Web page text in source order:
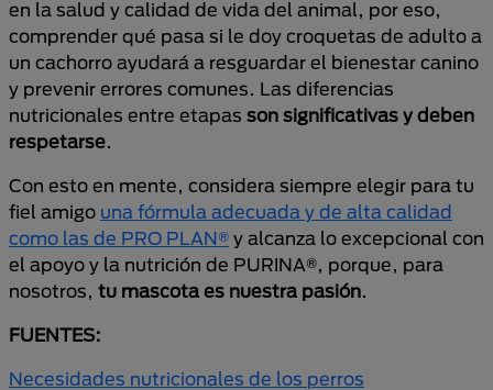
en la salud y calidad de vida del animal, por eso,
comprender qué pasa si le doy croquetas de adulto a
un cachorro ayudará a resguardar el bienestar canino
y prevenir errores comunes. Las diferencias
nutricionales entre etapas son significativas y deben
respetarse.
Con esto en mente, considera siempre elegir para tu
fiel amigo una fórmula adecuada y de alta calidad
como las de PRO PLAN® y alcanza lo excepcional con
el apoyo y la nutrición de PURINA®, porque, para
nosotros, tu mascota es nuestra pasión.
FUENTES:
Necesidades nutricionales de los perros